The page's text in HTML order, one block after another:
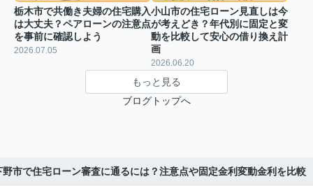
栃木市で共働き夫婦の住宅購入
は大丈夫？ペアローンの注意点
を事前に確認しよう
2026.07.05
小山市の住宅ローン見直しは今
が考えどき？年代別に固定と変
動を比較して安心の借り換え計
画
2026.06.20
もっと見る
ブログトップへ
野市で住宅ローン審査に通るには？注意点や固定金利変動金利を比較